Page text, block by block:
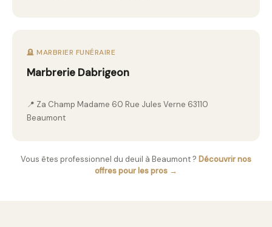
🪦 MARBRIER FUNÉRAIRE
Marbrerie Dabrigeon
📍 Za Champ Madame 60 Rue Jules Verne 63110
Beaumont
Vous êtes professionnel du deuil à Beaumont ? Découvrir nos
offres pour les pros →